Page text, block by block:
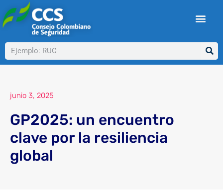
al
contenido
Buscar
junio 3, 2025
GP2025: un encuentro
clave por la resiliencia
global